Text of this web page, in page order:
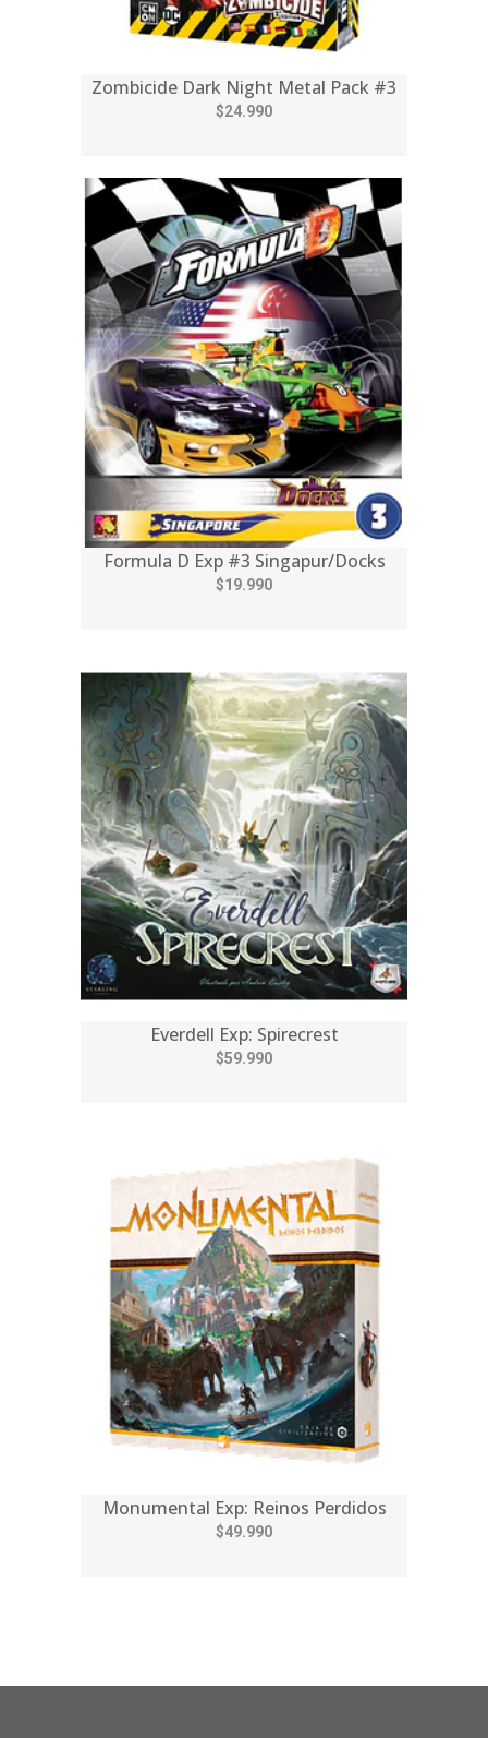
Zombicide Dark Night Metal Pack #3
$24.990
Formula D Exp #3 Singapur/Docks
$19.990
Everdell Exp: Spirecrest
$59.990
Monumental Exp: Reinos Perdidos
$49.990